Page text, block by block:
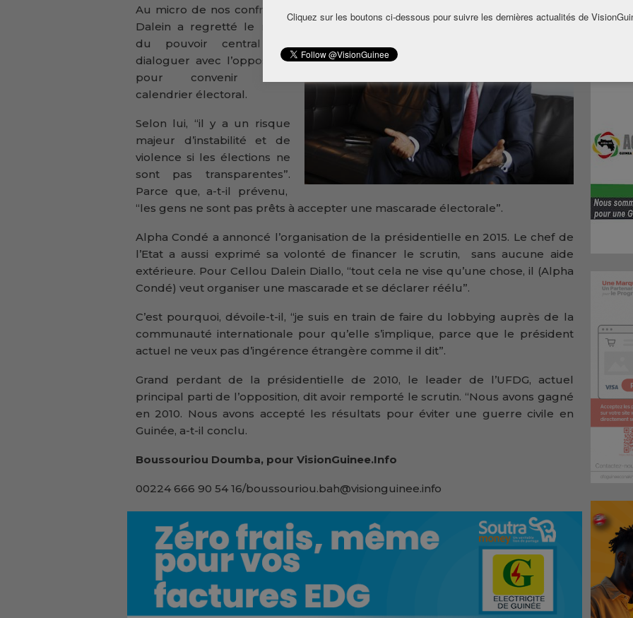
Au micro de nos confrères,
Dalein a regretté le refus
du pouvoir central de
dialoguer avec l’opposition
pour convenir d’un
calendrier électoral.
Selon lui, “il y a un risque
majeur d’instabilité et de
violence si les élections ne
sont pas transparentes”.
Parce que, a-t-il prévenu,
“les gens ne sont pas prêts à accepter une mascarade électorale”.
Alpha Condé a annoncé l’organisation de la présidentielle en 2015. Le chef de
l’Etat a aussi exprimé sa volonté de financer le scrutin, sans aucune aide
extérieure. Pour Cellou Dalein Diallo, “tout cela ne vise qu’une chose, il (Alpha
Condé) veut organiser une mascarade et se déclarer réélu”.
C’est pourquoi, dévoile-t-il, “je suis en train de faire du lobbying auprès de la
communauté internationale pour qu’elle s’implique, parce que le président
actuel ne veux pas d’ingérence étrangère comme il dit”.
Grand perdant de la présidentielle de 2010, le leader de l’UFDG, actuel
principal parti de l’opposition, dit avoir remporté le scrutin. “Nous avons gagné
en 2010. Nous avons accepté les résultats pour éviter une guerre civile en
Guinée, a-t-il conclu.
Boussouriou Doumba, pour VisionGuinee.Info
00224 666 90 54 16/boussouriou.bah@visionguinee.info
Cliquez sur les boutons ci-dessous pour suivre les dernières actualités de